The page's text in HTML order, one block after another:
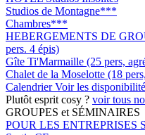
Studios de Montagne***
Chambres***
HEBERGEMENTS DE
pers. 4 épis)
Gîte Ti'Marmaille (25 pers,
Chalet de la Moselotte (18
CalendrierVoir les
Plutôt esprit cosy ? voir tous
GROUPES et SÉMINAIRES
POUR LES ENTREPRISES